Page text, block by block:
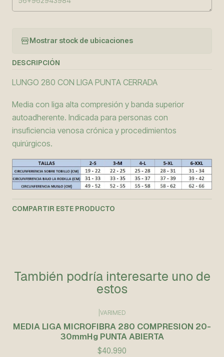
Mostrar stock de ubicaciones
DESCRIPCIÓN
LUNGO 280 CON LIGA PUNTA CERRADA
Media con liga alta compresión y banda superior
autoadherente. Indicada para personas con
insuficiencia venosa crónica y procedimientos
quirúrgicos.
COMPARTIR ESTE PRODUCTO
También podría interesarte uno de
estos
VARIMED
MEDIA LIGA MICROFIBRA 280 COMPRESION 20-
30mmHg PUNTA ABIERTA
$40.990